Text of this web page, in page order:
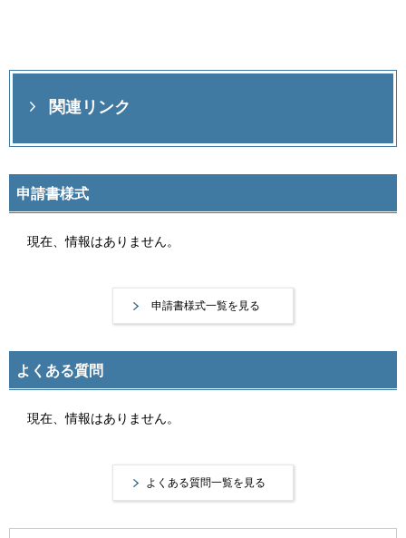
関連リンク
申請書様式
現在、情報はありません。
申請書様式一覧を見る
よくある質問
現在、情報はありません。
よくある質問一覧を見る